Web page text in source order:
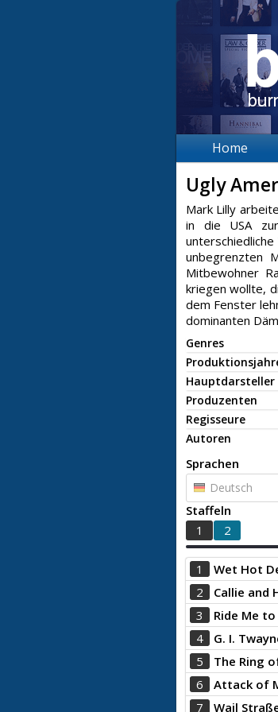
Home
Ugly
Mark Lilly
in die USA
unbegrenzten
Mitbewohner
kriegen wollte,
dem Fenster
dominanten
Genres
Hauptdarsteller
Produzenten
Regisseure
Autoren
Sprachen
Deutsch
Staffeln
1
2
1
Wet Hot
2
Callie and
3
Ride Me
4
G. I.
5
The Ring
6
Attack of
7
Wail